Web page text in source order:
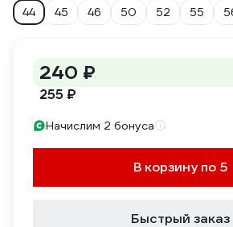
44
45 46 50 52 55
240 ₽
255 ₽
Начислим 2 бонуса
В корзину по 5
Быстрый заказ